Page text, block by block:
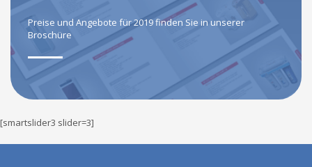
Preise und Angebote für 2019 finden Sie in unserer
Broschüre
[smartslider3 slider=3]